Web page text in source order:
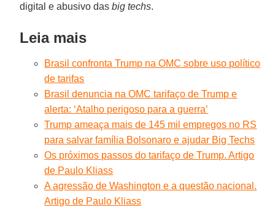
digital e abusivo dasbig techs.
Leia mais
Brasil confronta Trump na OMC sobre uso político
de tarifas
Brasil denuncia na OMC tarifaço de Trump e
alerta: ‘Atalho perigoso para a guerra’
Trump ameaça mais de 145 mil empregos no RS
para salvar família Bolsonaro e ajudar Big Techs
Os próximos passos do tarifaço de Trump. Artigo
de Paulo Kliass
A agressão de Washington e a questão nacional.
Artigo de Paulo Kliass